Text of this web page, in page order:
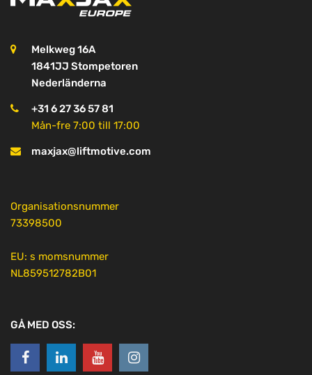
Melkweg 16A
1841JJ Stompetoren
Nederländerna
+31 6 27 36 57 81
Mån-fre 7:00 till 17:00
maxjax@liftmotive.com
Organisationsnummer
73398500
EU: s momsnummer
NL859512782B01
GÅ MED OSS: